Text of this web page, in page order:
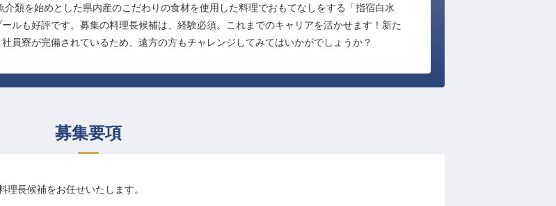
介類を始めとした県内産のこだわりの食材を使用した料理でおもてなしをする「指宿白水
ルも好評です。募集の料理長候補は、経験必須。これまでのキャリアを活かせます！新た
員寮が完備されているため、遠方の方もチャレンジしてみてはいかがでしょうか？
募集要項
理長候補をお任せいたします。